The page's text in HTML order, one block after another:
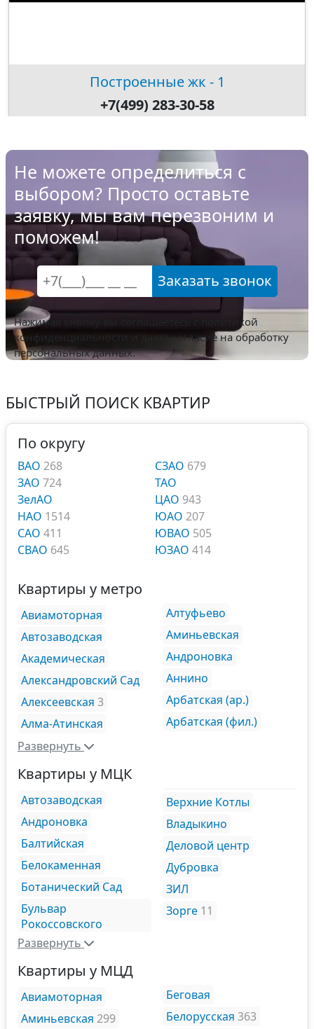
Построенные жк - 1
+7(499) 283-30-58
Не можете определиться с
выбором? Просто оставьте
заявку, мы вам перезвоним и
поможем!
Заказать звонок
Нажимая кнопку вы соглашаетесь с
политикой
конфиденциальности и даете согласие на обработку
персональных данных.
БЫСТРЫЙ ПОИСК КВАРТИР
По округу
ВАО 268
ЗАО 724
ЗелАО
НАО 1514
САО 411
СВАО 645
СЗАО 679
ТАО
ЦАО 943
ЮАО 207
ЮВАО 505
ЮЗАО 414
Квартиры у метро
Авиамоторная
Автозаводская
Академическая
Александровский Сад
Алексеевская 3
Алма-Атинская
Алтуфьево
Аминьевская
Андроновка
Аннино
Арбатская (ар.)
Арбатская (фил.)
Развернуть
Квартиры у МЦК
Автозаводская
Андроновка
Балтийская
Белокаменная
Ботанический Сад
Бульвар
Рокоссовского
Верхние Котлы
Владыкино
Деловой центр
Дубровка
ЗИЛ
Зорге 11
Развернуть
Квартиры у МЦД
Авиамоторная
Аминьевская 299
Беговая
Белорусская 363